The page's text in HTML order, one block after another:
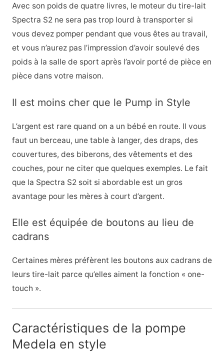
Avec son poids de quatre livres, le moteur du tire-lait
Spectra S2 ne sera pas trop lourd à transporter si
vous devez pomper pendant que vous êtes au travail,
et vous n’aurez pas l’impression d’avoir soulevé des
poids à la salle de sport après l’avoir porté de pièce en
pièce dans votre maison.
Il est moins cher que le Pump in Style
L’argent est rare quand on a un bébé en route. Il vous
faut un berceau, une table à langer, des draps, des
couvertures, des biberons, des vêtements et des
couches, pour ne citer que quelques exemples. Le fait
que la Spectra S2 soit si abordable est un gros
avantage pour les mères à court d’argent.
Elle est équipée de boutons au lieu de
cadrans
Certaines mères préfèrent les boutons aux cadrans de
leurs tire-lait parce qu’elles aiment la fonction « one-
touch ».
Caractéristiques de la pompe
Medela en style